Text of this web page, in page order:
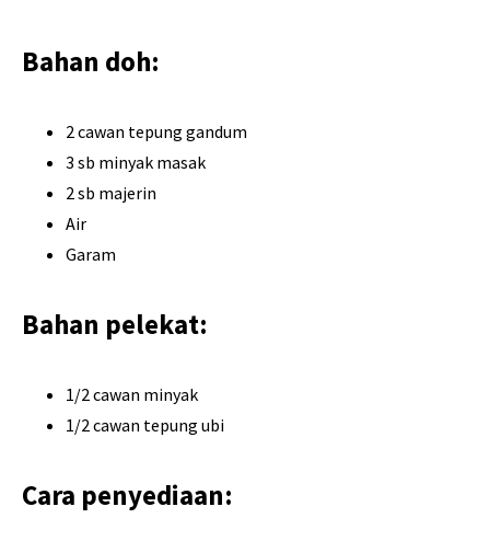
Bahan doh:
2 cawan tepung gandum
3 sb minyak masak
2 sb majerin
Air
Garam
Bahan pelekat:
1/2 cawan minyak
1/2 cawan tepung ubi
Cara penyediaan: